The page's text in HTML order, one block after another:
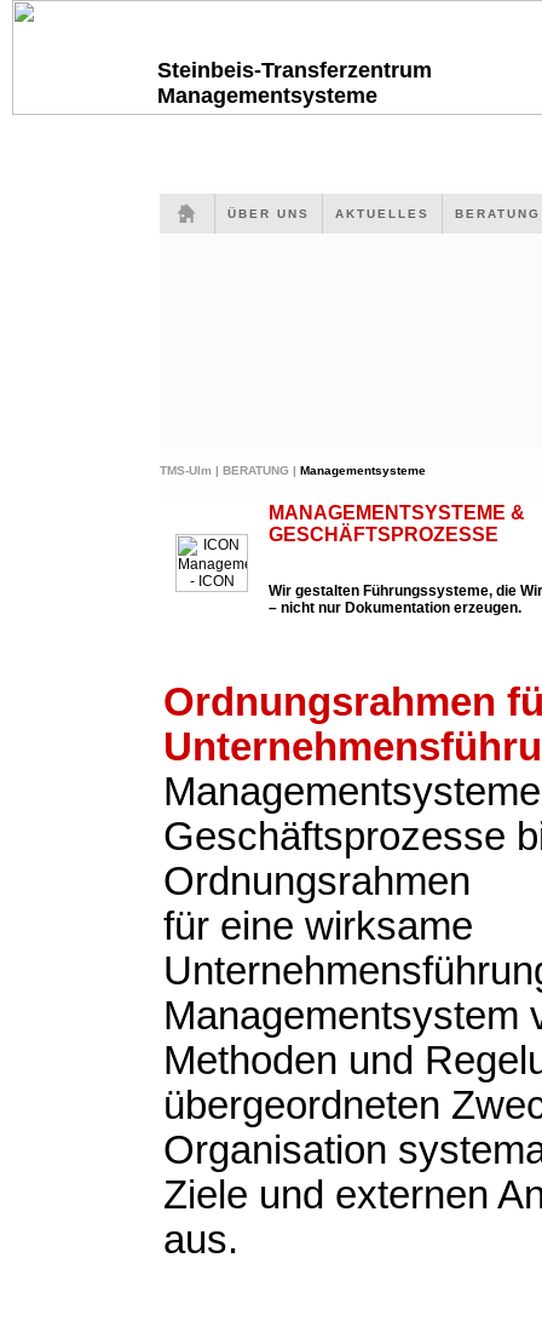
Steinbeis-Transferzentrum
Managementsysteme
ÜBER UNS AKTUELLES
TMS-Ulm | BERATUNG | Managementsysteme
MANAGEMENTSYSTEME &
GESCHÄFTSPROZESSE
Wir gestalten Führungssysteme, die
– nicht nur Dokumentation erzeugen.
Ordnungsrahmen
Geschäftsprozesse
Ordnungsrahmen
für eine wirksame
Managementsystem
Methoden und
übergeordneten
Organisation
Ziele und externen
aus.